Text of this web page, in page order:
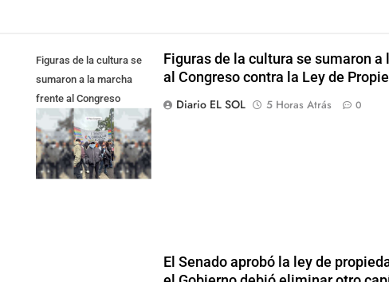
Figuras de la cultura se
sumaron a la marcha
frente al Congreso
contra la Ley de
Propiedad Privada
Figuras de la cultura se sumaron a
al Congreso contra la Ley de
Diario EL SOL
5 Horas Atrás 0
El Senado aprobó la ley de